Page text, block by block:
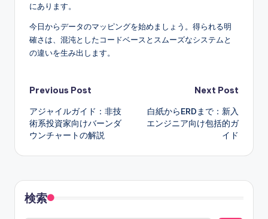
にあります。
今日からデータのマッピングを始めましょう。得られる明
確さは、混沌としたコードベースとスムーズなシステムと
の違いを生み出します。
Post
navigation
Previous Post
アジャイルガイド：非技
術系投資家向けバーンダ
ウンチャートの解説
Next Post
白紙からERDまで：新入
エンジニア向け包括的ガ
イド
検索